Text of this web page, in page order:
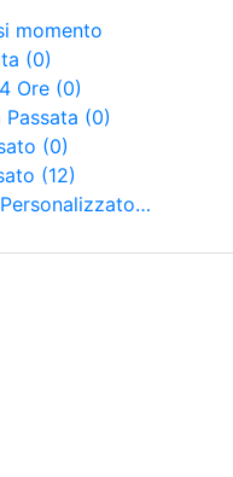
momento
(0)
Ore (0)
Passata (0)
(0)
(12)